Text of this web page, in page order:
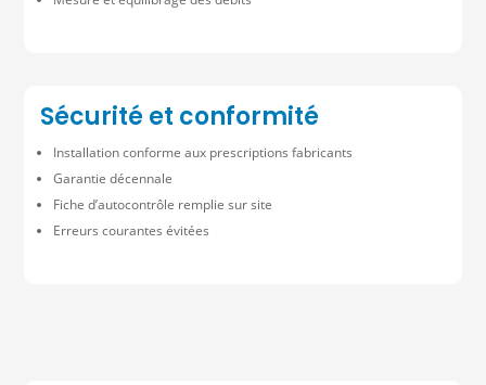
Sécurité et conformité
Installation conforme aux prescriptions fabricants
Garantie décennale
Fiche d’autocontrôle remplie sur site
Erreurs courantes évitées